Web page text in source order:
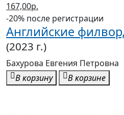
167,00р.
-20% после регистрации
Английские
(2023 г.)
Бахурова Евгения Петровна
В корзину
В корзине